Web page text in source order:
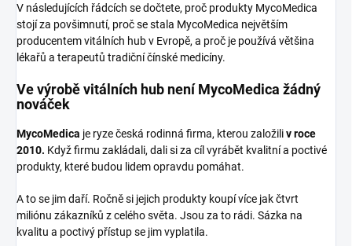
V následujících řádcích se dočtete, proč produkty MycoMedica
stojí za povšimnutí, proč se stala MycoMedica největším
producentem vitálních hub v Evropě, a proč je používá většina
lékařů a terapeutů tradiční čínské medicíny.
Ve výrobě vitálních hub není MycoMedica žádný
nováček
MycoMedica je ryze česká rodinná firma, kterou založiliv roce
2010. Když firmu zakládali, dali si za cíl vyrábět kvalitní a poctivé
produkty, které budou lidem opravdu pomáhat.
A to se jim daří. Ročně si jejich produkty koupí více jak čtvrt
miliónu zákazníků z celého světa. Jsou za to rádi. Sázka na
kvalitu a poctivý přístup se jim vyplatila.